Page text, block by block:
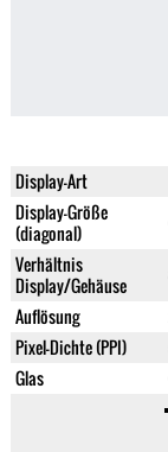
Display-Art
Display-Größe
(diagonal)
Verhältnis
Display/Gehäuse
Auflösung
Pixel-Dichte (PPI)
Glas